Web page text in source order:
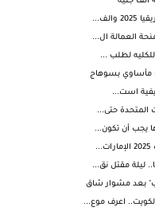
للكليه لطلب ...
مأساوي بسوهاج
است...
المتحدة حتى...
يجب أن تكون...
ليلة مقتل نق...
بعد مشوار شاق
اعرف موع...